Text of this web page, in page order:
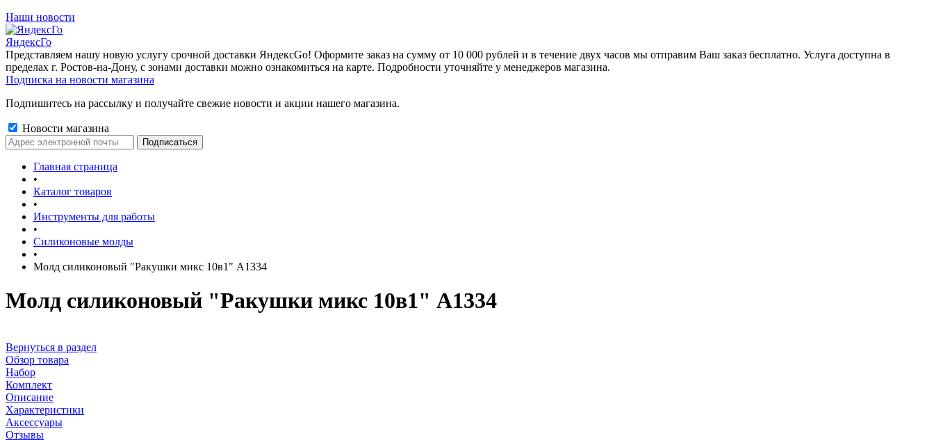
Наши новости
ЯндексГо
Представляем нашу новую услугу срочной доставки ЯндексGo! Оформите заказ на сумму от 10 000 рублей и в течение двух часов мы отправим Ваш заказ бесплатно. Услуга доступна в
пределах г. Ростов-на-Дону, с зонами доставки можно ознакомиться на карте. Подробности уточняйте у менеджеров магазина.
Подписка на новости магазина
Подпишитесь на рассылку и получайте свежие новости и акции нашего магазина.
Новости магазина
Главная страница
•
Каталог товаров
•
Инструменты для работы
•
Силиконовые молды
•
Молд силиконовый "Ракушки микс 10в1" А1334
Молд силиконовый "Ракушки микс 10в1" А1334
Вернуться в раздел
Обзор товара
Набор
Комплект
Описание
Характеристики
Аксессуары
Отзывы